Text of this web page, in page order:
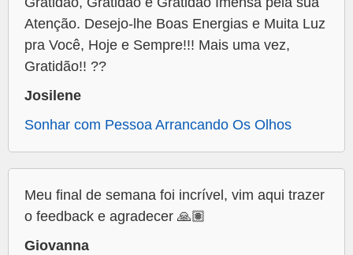
Atenção. Desejo-lhe Boas Energias e Muita Luz
pra Você, Hoje e Sempre!!! Mais uma vez,
Gratidão!! ??
Josilene
Sonhar com Pessoa Arrancando Os Olhos
Meu final de semana foi incrível, vim aqui trazer
o feedback e agradecer 🙏🏽
Giovanna